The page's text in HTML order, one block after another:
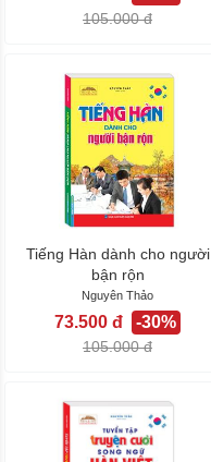
105.000 đ
Tiếng Hàn dành cho người
bận rộn
Nguyên Thảo
73.500 đ -30%
105.000 đ